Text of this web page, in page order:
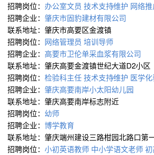
招聘岗位： 办公室文员 技术支持∕维护 网络
招聘企业： 肇庆市固豹建材有限公司
联系地址：肇庆市高要区金渡镇
招聘岗位： 网络管理员 培训导师
招聘企业： 高要市卫伦单采血浆有限公司
联系地址：肇庆高要金渡镇世纪大道D2小区
招聘岗位： 检验科主任技术支持∕维护 医学
招聘企业： 肇庆高要南岸小太阳幼儿园
联系地址：肇庆高要南岸标志附近
招聘岗位： 幼师
招聘企业： 博学教育
联系地址：肇庆端州建设三路柑园北路口第
招聘岗位： 小初英语教师 中小学语文老师